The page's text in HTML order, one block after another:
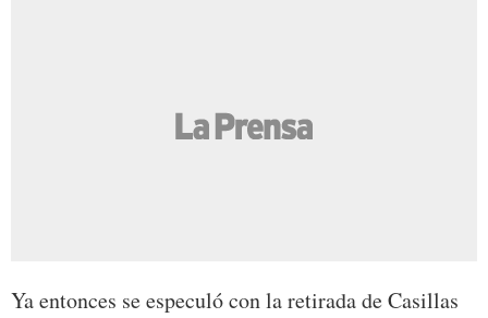
Ya entonces se especuló con la retirada de Casillas